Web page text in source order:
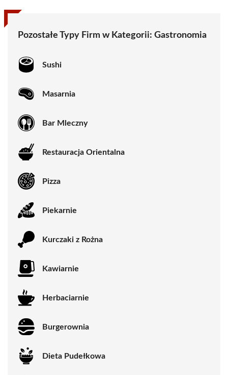
Pozostałe Typy Firm w Kategorii: Gastronomia
Sushi
Masarnia
Bar Mleczny
Restauracja Orientalna
Pizza
Piekarnie
Kurczaki z Rożna
Kawiarnie
Herbaciarnie
Burgerownia
Dieta Pudełkowa